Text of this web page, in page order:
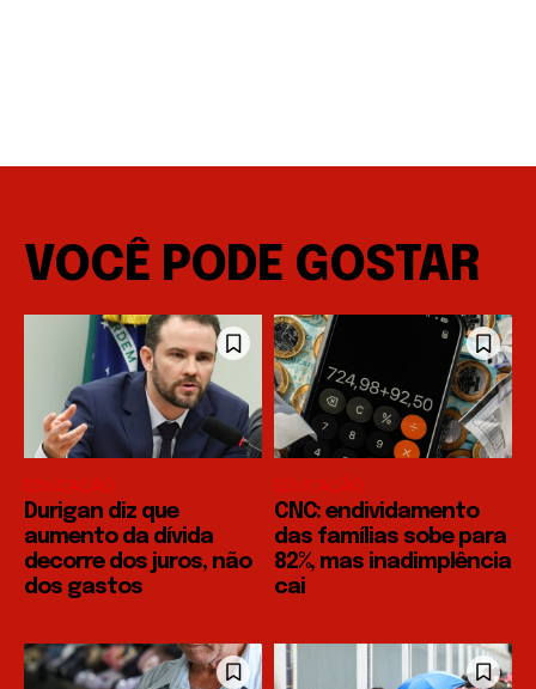
VOCÊ PODE GOSTAR
EDUCAÇÃO
Durigan diz que
aumento da dívida
decorre dos juros, não
dos gastos
EDUCAÇÃO
CNC: endividamento
das famílias sobe para
82%, mas inadimplência
cai